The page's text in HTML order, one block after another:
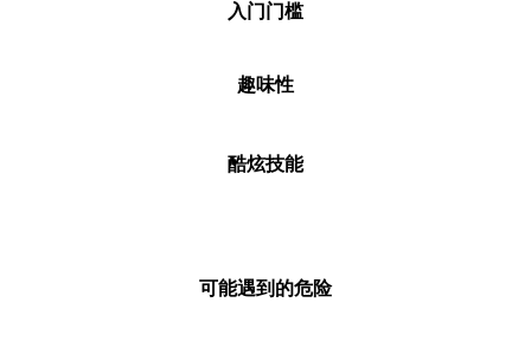
入门门槛
趣味性
酷炫技能
可能遇到的危险